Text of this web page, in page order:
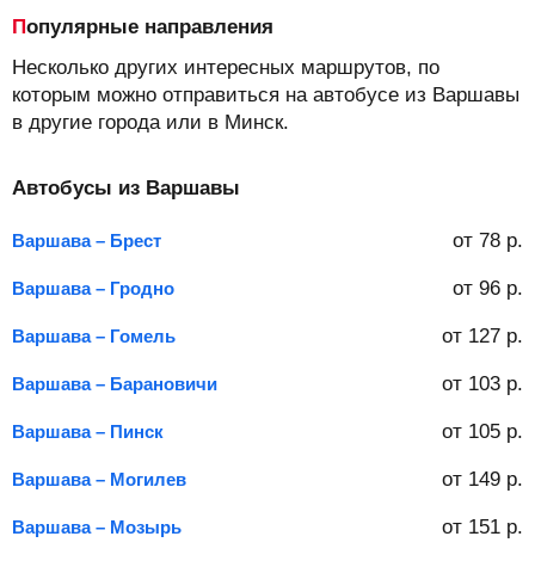
Популярные направления
Несколько других интересных маршрутов, по
которым можно отправиться на автобусе из Варшавы
в другие города или в Минск.
Автобусы из Варшавы
Варшава – Брест от 78 р.
Варшава – Гродно от 96 р.
Варшава – Гомель от 127 р.
Варшава – Барановичи от 103 р.
Варшава – Пинск от 105 р.
Варшава – Могилев от 149 р.
Варшава – Мозырь от 151 р.